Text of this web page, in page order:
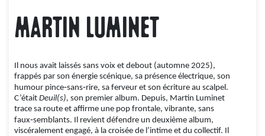
Martin Luminet
Il nous avait laissés sans voix et debout (automne 2025),
frappés par son énergie scénique, sa présence électrique, son
humour pince‑sans‑rire, sa ferveur et son écriture au scalpel.
C’était Deuil(s), son premier album. Depuis, Martin Luminet
trace sa route et affirme une pop frontale, vibrante, sans
faux‑semblants. Il revient défendre un deuxième album,
viscéralement engagé, à la croisée de l’intime et du collectif. Il